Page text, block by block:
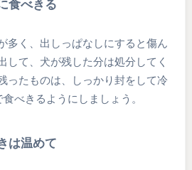
食べきる
多く、出しっぱなしにすると傷ん
して、犬が残した分は処分してく
ったものは、しっかり封をして冷
べきるようにしましょう。
は温めて